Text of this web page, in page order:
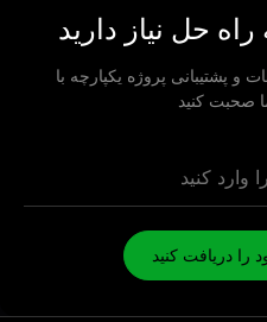
حل نیاز دارید
پروژه یکپارچه با
کنید
کنید